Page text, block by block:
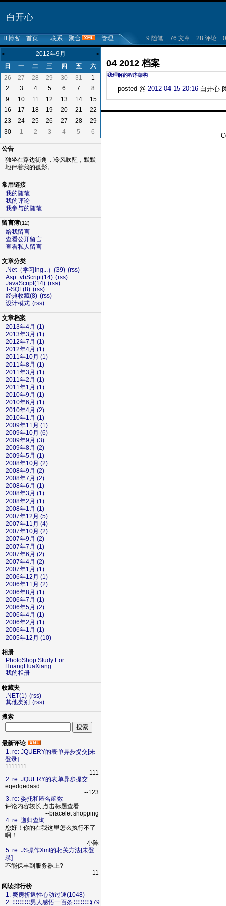
白开心
IT博客 :: 首页 :: :: 联系 :: 聚合 :: 管理 :: 9 随笔 :: 76 文章 :: 28 评论 ::
< 2012年9月 >
日 一 二 三 四 五
六
26
27 28 29 30 31
1
2
3 4 5 6 7
8
9
10 11 12 13 14
15
16
17 18 19 20 21
22
23
24 25 26 27 28
29
30
1 2 3 4 5 6
公告
独坐在路边街角，冷风吹醒，默默
地伴着我的孤影。
常用链接
我的随笔
我的评论
我参与的随笔
留言簿(12)
给我留言
查看公开留言
查看私人留言
文章分类
.Net（学习ing...）(39) (rss)
Asp+vbScript(14) (rss)
JavaScript(14) (rss)
T-SQL(8) (rss)
经典收藏(8) (rss)
设计模式 (rss)
文章档案
2013年4月 (1)
2013年3月 (1)
2012年7月 (1)
2012年4月 (1)
2011年10月 (1)
2011年8月 (1)
2011年3月 (1)
2011年2月 (1)
2011年1月 (1)
2010年9月 (1)
2010年6月 (1)
2010年4月 (2)
2010年1月 (1)
2009年11月 (1)
2009年10月 (6)
2009年9月 (3)
2009年8月 (2)
2009年5月 (1)
2008年10月 (2)
2008年9月 (2)
2008年7月 (2)
2008年6月 (1)
2008年3月 (1)
2008年2月 (1)
2008年1月 (1)
2007年12月 (5)
2007年11月 (4)
2007年10月 (2)
2007年9月 (2)
2007年7月 (1)
2007年6月 (2)
2007年4月 (2)
2007年1月 (1)
2006年12月 (1)
2006年11月 (2)
2006年8月 (1)
2006年7月 (1)
2006年5月 (2)
2006年4月 (1)
2006年2月 (1)
2006年1月 (1)
2005年12月 (10)
相册
PhotoShop Study For
HuangHuaXiang
我的相册
收藏夹
.NET(1) (rss)
其他类别
(rss)
搜索
最新评论
1. re: JQUERY的表单异步提交[未
登录]
1111111
--111
2. re: JQUERY的表单异步提交
eqedqedasd
--123
3. re: 委托和匿名函数
评论内容较长,点击标题查看
--bracelet shopping
4. re: 递归查询
您好！你的在我这里怎么执行不了
啊！
--小陈
5. re: JS操作Xml的相关方法[未登
录]
不能保丰到服务器上?
--11
阅读排行榜
1. 窦房折返性心动过速(1048)
2. ∷∷∷∷男人感悟一百条∷∷∷∷(79
04 2012 档案
我理解的程序架构
posted @ 2012-04-15 20:16 白开心